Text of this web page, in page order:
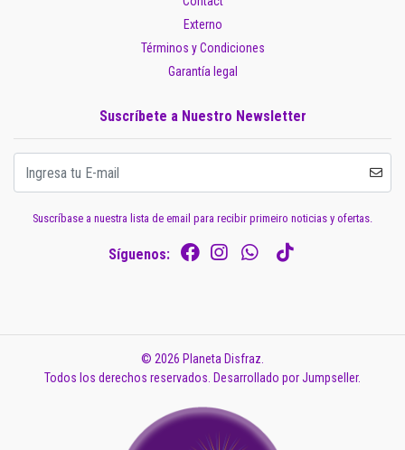
Externo
Términos y Condiciones
Garantía legal
Suscríbete a Nuestro Newsletter
Suscríbase a nuestra lista de email para recibir primeiro noticias y ofertas.
Síguenos:
© 2026 Planeta Disfraz.
Todos los derechos reservados. Desarrollado por Jumpseller.